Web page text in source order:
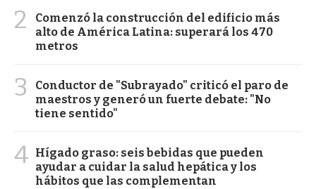
2
Comenzó la construcción del edificio más
alto de América Latina: superará los 470
metros
3
Conductor de "Subrayado" criticó el paro de
maestros y generó un fuerte debate: "No
tiene sentido"
4 Hígado graso: seis bebidas que pueden
ayudar a cuidar la salud hepática y los
hábitos que las complementan